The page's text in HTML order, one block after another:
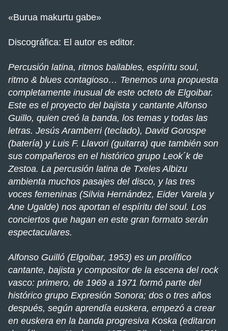
«Burua makurtu gabe»
Discográfica: El autor es editor.
Percusión latina, ritmos bailables, espíritu soul,
ritmo & blues contagioso… Tenemos una propuesta
completamente inusual de este octeto de Elgoibar.
Este es el proyecto del bajista y cantante Alfonso
Guillo, quien creó la banda, los temas y todas las
letras. Jesús Aramberri (teclado), David Gorospe
(batería) y Luis F. Llavori (guitarra) que también son
sus compañeros en el histórico grupo Leok´k de
Zestoa. La percusión latina de Txeles Albizu
ambienta muchos pasajes del disco, y las tres
voces femeninas (Silvia Hernández, Eider Varela y
Ane Ugalde) nos aportan el espíritu del soul. Los
conciertos que hagan en este gran formato serán
espectaculares.
Alfonso Guilló (Elgoibar, 1953) es un prolífico
cantante, bajista y compositor de la escena del rock
vasco: primero, de 1969 a 1971 formó parte del
histórico grupo Expresión Sonora; dos o tres años
después, según aprendía euskera, empezó a crear
en euskera en la banda progresiva Koska (editaron